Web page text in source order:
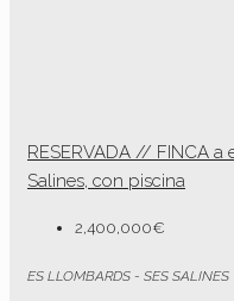
RESERVADA // FINCA a
Salines, con piscina
2,400,000€
ES LLOMBARDS - SES SALINES